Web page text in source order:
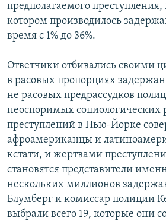
предполагаемого
котором производилось
время с 1% до 36%.
Ответчики отбивались своими
в расовых пропорциях
не расовых предрассудков
неоспоримых социологических
преступлений в Нью-Йорке
афроамериканцы и
кстати, и жертвами
становятся представители
нескольких миллионов
Блумберг и комиссар полиции
выбрали всего 19, которые они